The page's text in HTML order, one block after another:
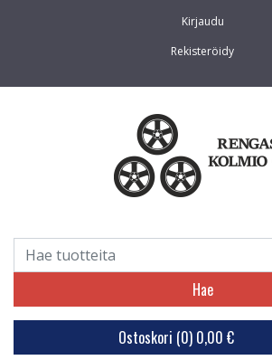
Kirjaudu
Rekisteröidy
Hae
Ostoskori (0) 0,00 €